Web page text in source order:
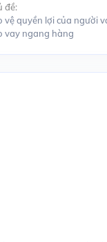
đề:
vệ quyền lợi của người
vay ngang hàng